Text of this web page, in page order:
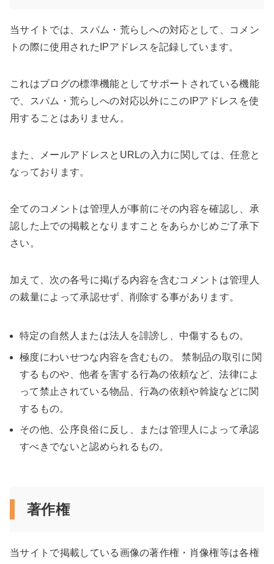
当サイトでは、スパム・荒らしへの対応として、コメン
トの際に使用されたIPアドレスを記録しています。
これはブログの標準機能としてサポートされている機能
で、スパム・荒らしへの対応以外にこのIPアドレスを使
用することはありません。
また、メールアドレスとURLの入力に関しては、任意と
なっております。
全てのコメントは管理人が事前にその内容を確認し、承
認した上での掲載となりますことをあらかじめご了承下
さい。
加えて、次の各号に掲げる内容を含むコメントは管理人
の裁量によって承認せず、削除する事があります。
特定の自然人または法人を誹謗し、中傷するもの。
極度にわいせつな内容を含むもの。 禁制品の取引に関
するものや、他者を害する行為の依頼など、法律によ
って禁止されている物品、行為の依頼や斡旋などに関
するもの。
その他、公序良俗に反し、または管理人によって承認
すべきでないと認められるもの。
著作権
当サイトで掲載している画像の著作権・肖像権等は各権